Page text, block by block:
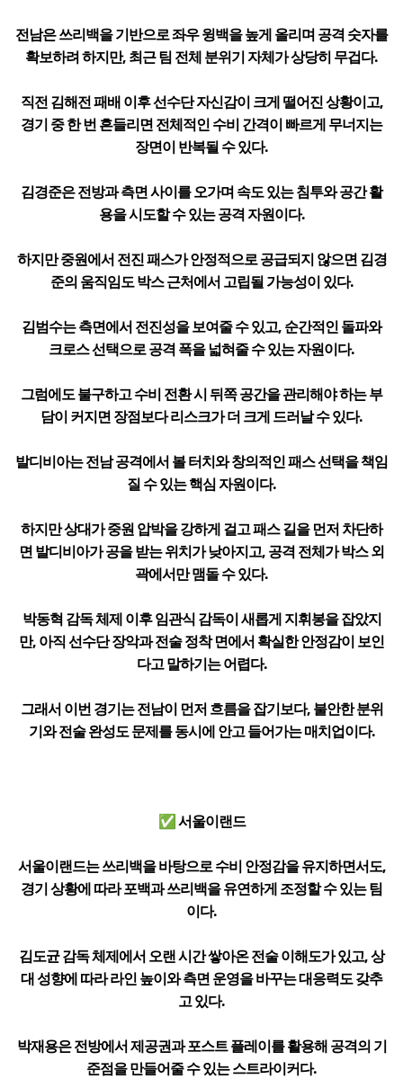
전남은 쓰리백을 기반으로 좌우 윙백을 높게 올리며 공격 숫자를
확보하려 하지만, 최근 팀 전체 분위기 자체가 상당히 무겁다.
직전 김해전 패배 이후 선수단 자신감이 크게 떨어진 상황이고,
경기 중 한 번 흔들리면 전체적인 수비 간격이 빠르게 무너지는
장면이 반복될 수 있다.
김경준은 전방과 측면 사이를 오가며 속도 있는 침투와 공간 활
용을 시도할 수 있는 공격 자원이다.
하지만 중원에서 전진 패스가 안정적으로 공급되지 않으면 김경
준의 움직임도 박스 근처에서 고립될 가능성이 있다.
김범수는 측면에서 전진성을 보여줄 수 있고, 순간적인 돌파와
크로스 선택으로 공격 폭을 넓혀줄 수 있는 자원이다.
그럼에도 불구하고 수비 전환 시 뒤쪽 공간을 관리해야 하는 부
담이 커지면 장점보다 리스크가 더 크게 드러날 수 있다.
발디비아는 전남 공격에서 볼 터치와 창의적인 패스 선택을 책임
질 수 있는 핵심 자원이다.
하지만 상대가 중원 압박을 강하게 걸고 패스 길을 먼저 차단하
면 발디비아가 공을 받는 위치가 낮아지고, 공격 전체가 박스 외
곽에서만 맴돌 수 있다.
박동혁 감독 체제 이후 임관식 감독이 새롭게 지휘봉을 잡았지
만, 아직 선수단 장악과 전술 정착 면에서 확실한 안정감이 보인
다고 말하기는 어렵다.
그래서 이번 경기는 전남이 먼저 흐름을 잡기보다, 불안한 분위
기와 전술 완성도 문제를 동시에 안고 들어가는 매치업이다.
✅ 서울이랜드
서울이랜드는 쓰리백을 바탕으로 수비 안정감을 유지하면서도,
경기 상황에 따라 포백과 쓰리백을 유연하게 조정할 수 있는 팀
이다.
김도균 감독 체제에서 오랜 시간 쌓아온 전술 이해도가 있고, 상
대 성향에 따라 라인 높이와 측면 운영을 바꾸는 대응력도 갖추
고 있다.
박재용은 전방에서 제공권과 포스트 플레이를 활용해 공격의 기
준점을 만들어줄 수 있는 스트라이커다.